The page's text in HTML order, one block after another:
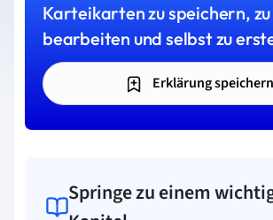
Karteikarten zu speichern, zu
bearbeiten und selbst zu
Erklärung speichern
Springe zu einem